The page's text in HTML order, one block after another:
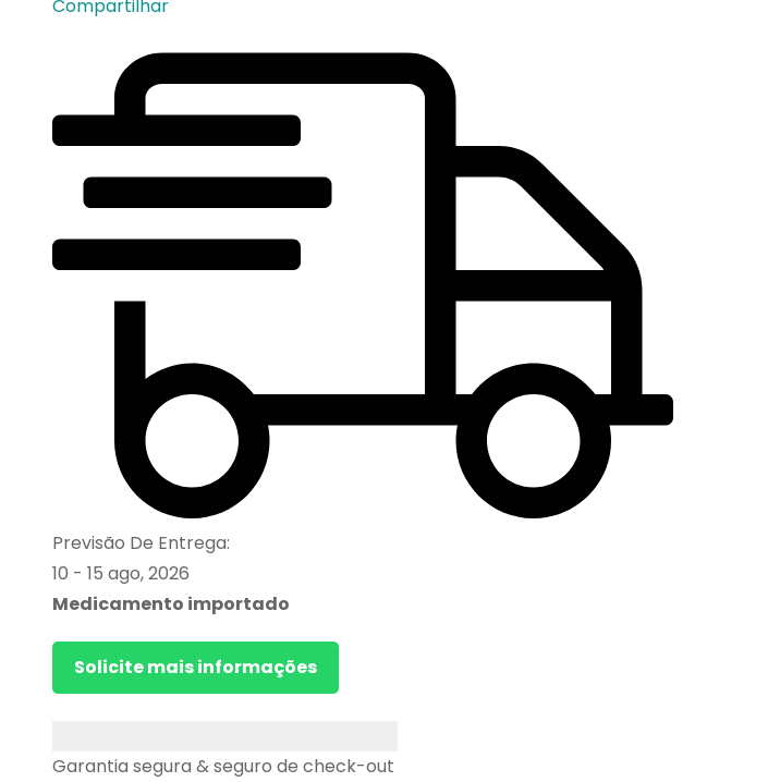
Compartilhar
Previsão De Entrega:
10 - 15 ago, 2026
Medicamento importado
Solicite mais informações
Garantia segura & seguro de check-out